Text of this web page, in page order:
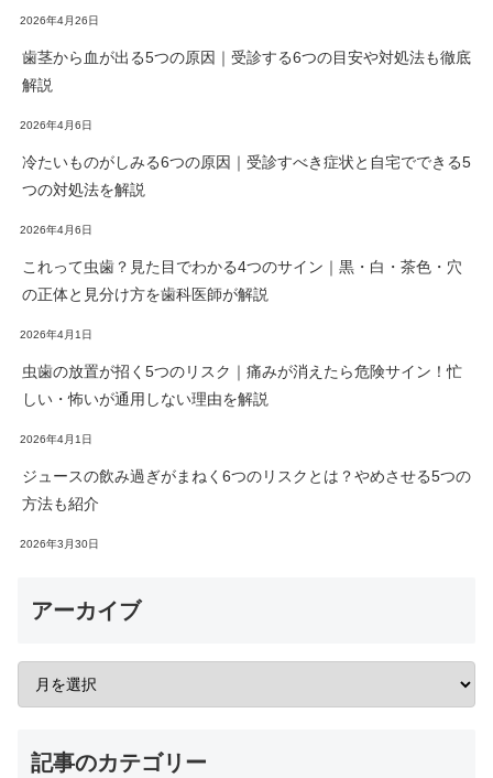
2026年4月26日
歯茎から血が出る5つの原因｜受診する6つの目安や対処法も徹底
解説
2026年4月6日
冷たいものがしみる6つの原因｜受診すべき症状と自宅でできる5
つの対処法を解説
2026年4月6日
これって虫歯？見た目でわかる4つのサイン｜黒・白・茶色・穴
の正体と見分け方を歯科医師が解説
2026年4月1日
虫歯の放置が招く5つのリスク｜痛みが消えたら危険サイン！忙
しい・怖いが通用しない理由を解説
2026年4月1日
ジュースの飲み過ぎがまねく6つのリスクとは？やめさせる5つの
方法も紹介
2026年3月30日
アーカイブ
記事のカテゴリー